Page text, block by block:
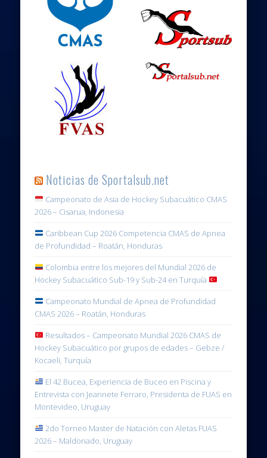
Noticias de Sportalsub.net
Campeonato de Asia de Hockey Subacuático CMAS
2026 – Cisarua, Indonesia
Caribbean Cup 2026 Competencia CMAS de Apnea
de Profundidad – Roatán, Honduras
Colombia entre los mejores del Mundial 2026 de
Hockey Subacuático Sub-19 y Sub-24 en Turquía
Campeonato Mundial de Apnea de Profundidad
CMAS 2026 – Roatán, Honduras
Resultados – Campeonato Mundial 2026 CMAS de
Hockey Subacuático por grupos de edades – Gebze /
Kocaeli, Turquía
El 42 Bucea, Experiencia de Buceo en Piscina y
Entrevista con Jeannete Ferraro, Presidenta de FUAS en
Montevideo, Uruguay
2do Torneo Master de Natación con Aletas FUAS
2026 – Maldonado, Uruguay